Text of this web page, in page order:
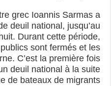
grec Ioannis Sarmas a
deuil national, jusqu’au
Durant cette période,
sont fermés et les
C’est la première fois
deuil national à la suite
de bateaux de migrants.